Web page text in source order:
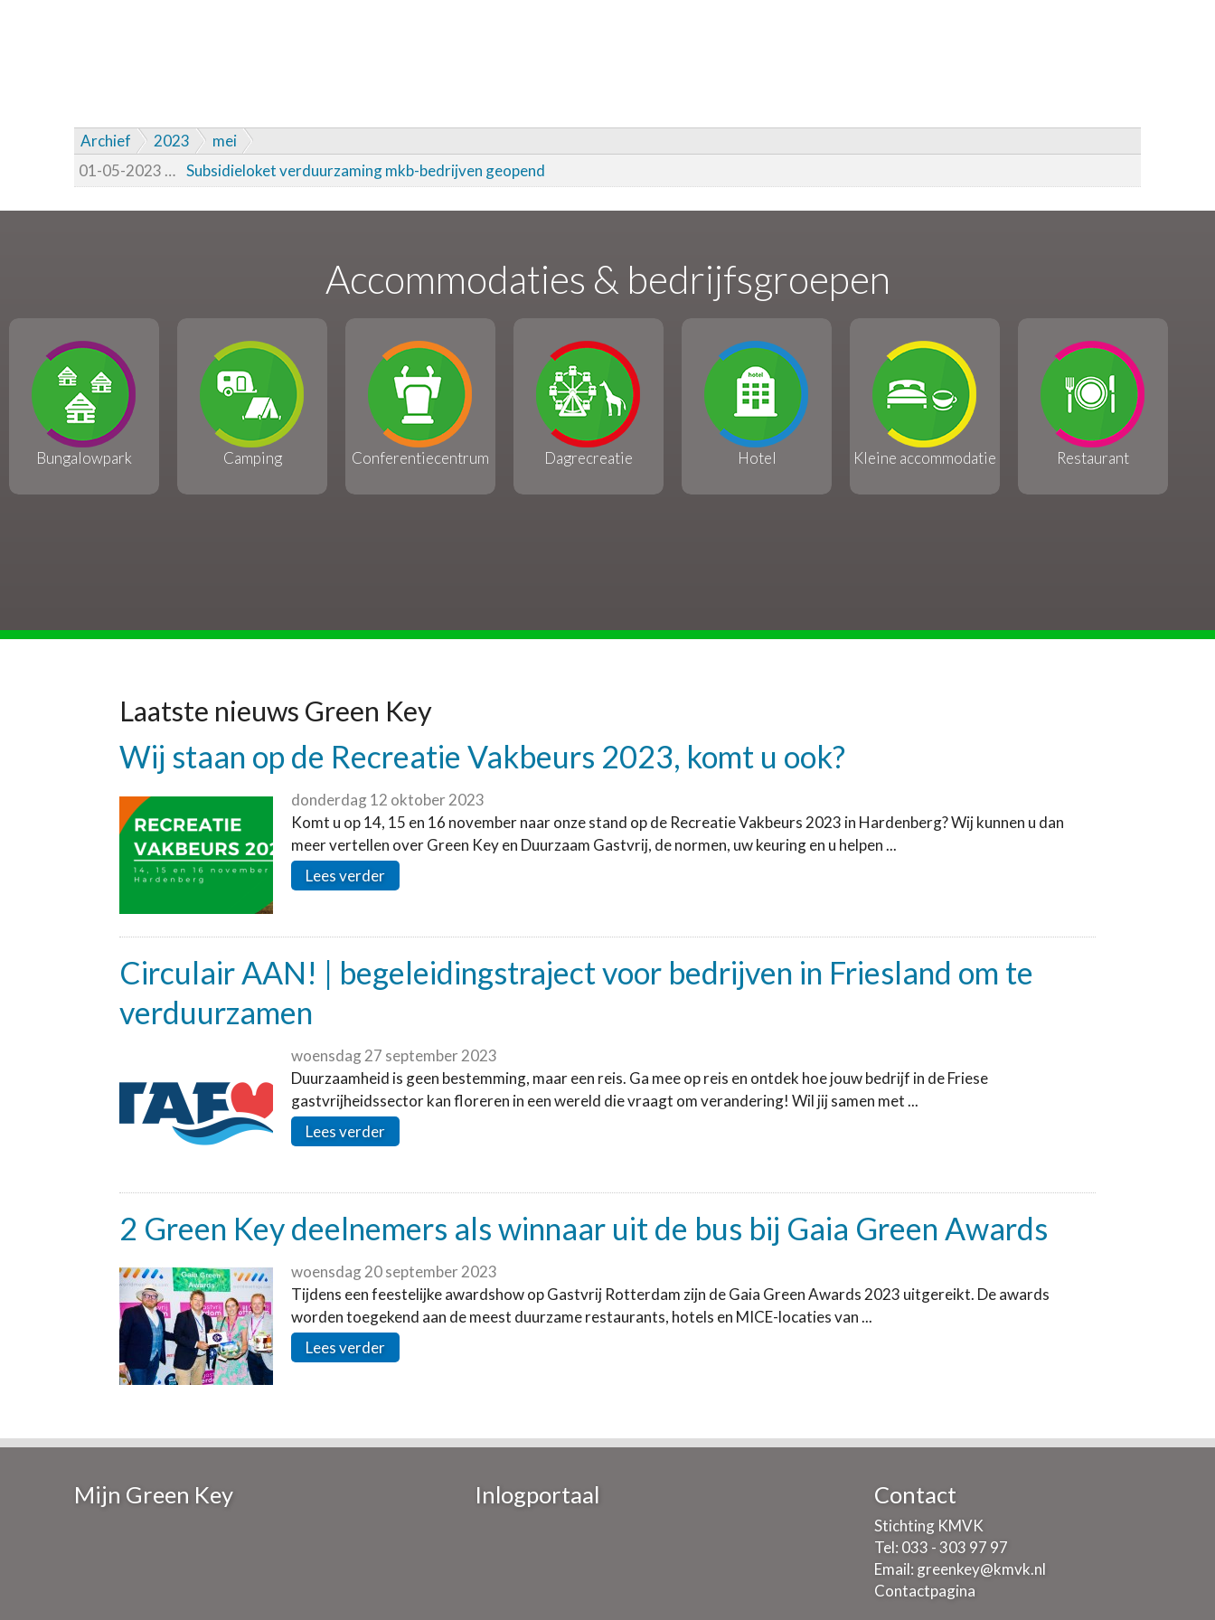
Archief 2023
mei
01-05-2023
Subsidieloket verduurzaming mkb-bedrijven geopend
Accommodaties & bedrijfsgroepen
Bungalowpark Camping Conferentiecentrum Dagrecreatie Hotel Kleine accommodatie Restaurant
Laatste nieuws Green Key
Wij staan op de Recreatie Vakbeurs 2023, komt u ook?
donderdag 12 oktober 2023
Komt u op 14, 15 en 16 november naar onze stand op de Recreatie Vakbeurs 2023 in Hardenberg? Wij kunnen u dan
meer vertellen over Green Key en Duurzaam Gastvrij, de normen, uw keuring en u helpen ...
Lees verder
Circulair AAN! | begeleidingstraject voor bedrijven in Friesland om te
verduurzamen
woensdag 27 september 2023
Duurzaamheid is geen bestemming, maar een reis. Ga mee op reis en ontdek hoe jouw bedrijf in de Friese
gastvrijheidssector kan floreren in een wereld die vraagt om verandering! Wil jij samen met ...
Lees verder
2 Green Key deelnemers als winnaar uit de bus bij Gaia Green Awards
woensdag 20 september 2023
Tijdens een feestelijke awardshow op Gastvrij Rotterdam zijn de Gaia Green Awards 2023 uitgereikt. De awards
worden toegekend aan de meest duurzame restaurants, hotels en MICE-locaties van ...
Lees verder
Mijn Green Key Inlogportaal Contact
Stichting KMVK
Tel: 033 - 303 97 97
Email: greenkey@kmvk.nl
Contactpagina